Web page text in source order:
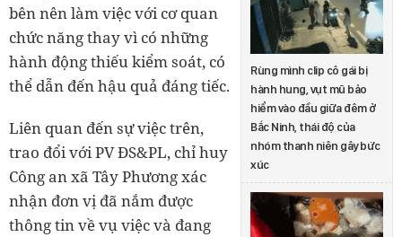
Rùng mình clip cô gái bị
hành hung, vụt mũ bảo
hiểm vào đầu giữa đêm ở
Bắc Ninh, thái độ của
nhóm thanh niên gây bức
xúc
bên nên làm việc với cơ quan
chức năng thay vì có những
hành động thiếu kiểm soát, có
thể dẫn đến hậu quả đáng tiếc.
Liên quan đến sự việc trên,
trao đổi với PV ĐS&PL, chỉ huy
Công an xã Tây Phương xác
nhận đơn vị đã nắm được
thông tin về vụ việc và đang